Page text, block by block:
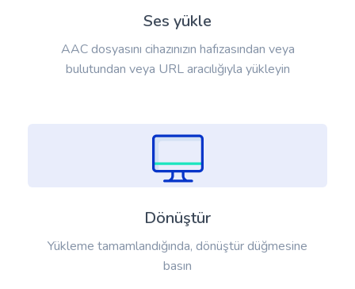
Ses yükle
AAC dosyasını cihazınızın hafızasından veya
bulutundan veya URL aracılığıyla yükleyin
Dönüştür
Yükleme tamamlandığında, dönüştür düğmesine
basın